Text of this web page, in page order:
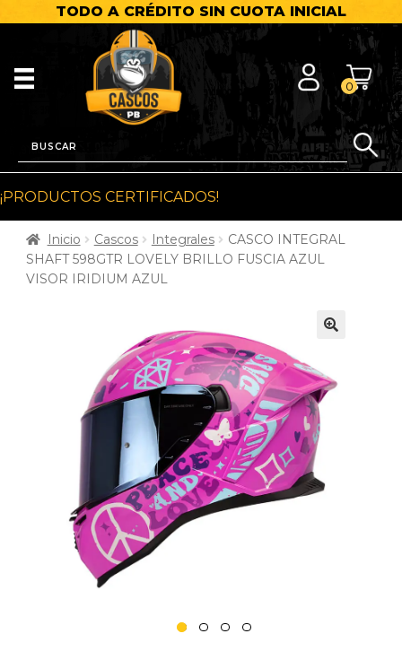
TODO A CRÉDITO SIN CUOTA INICIAL
0
¡PRODUCTOS CERTIFICADOS!
Inicio Cascos Integrales
CASCO INTEGRAL
SHAFT 598GTR LOVELY BRILLO FUSCIA AZUL
VISOR IRIDIUM AZUL